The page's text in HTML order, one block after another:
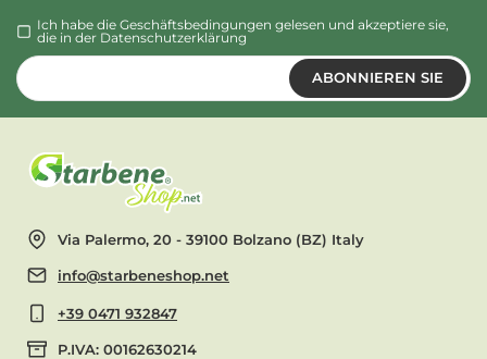
Ich habe die Geschäftsbedingungen gelesen und akzeptiere sie,
die in der Datenschutzerklärung
ABONNIEREN SIE
Via Palermo, 20 - 39100 Bolzano (BZ) Italy
info@starbeneshop.net
+39 0471 932847
P.IVA: 00162630214